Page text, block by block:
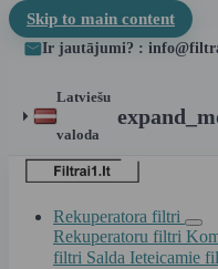
Skip to main content
Ir jautājumi? :
Latviešu
valoda
Rekuperatora filtri
Rekuperatoru filtri
filtri Salda Ieteicamie